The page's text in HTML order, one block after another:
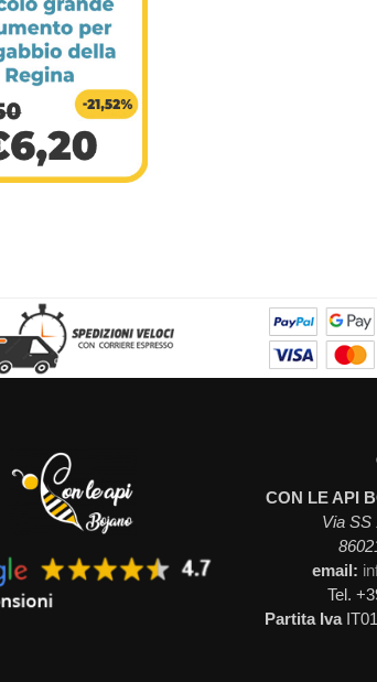
CON LE API
Via SS
email:
Tel.
Partita Iva